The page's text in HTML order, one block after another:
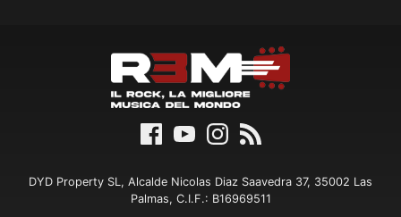
DYD Property SL, Alcalde Nicolas Diaz Saavedra 37, 35002 Las
Palmas, C.I.F.: B16969511